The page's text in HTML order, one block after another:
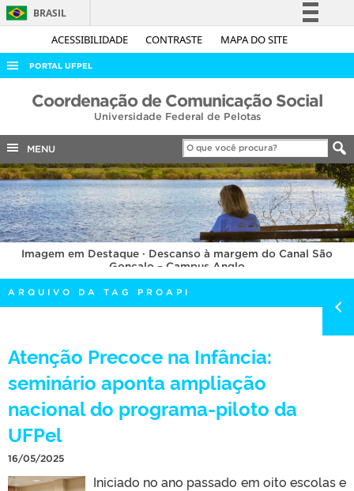
ACESSIBILIDADE CONTRASTE MAPA DO SITE
BRASIL
Simplifique!
Acesso à informação
Legislação
Canais
PORTAL UFPEL
ACESSO À INFORMAÇÃO
COBALTO
CONCURSOS
EDITAIS
INTERNACIONAL
OUVIDORIA
PORTARIAS
TELEFONES
Coordenação de Comunicação Social
Universidade Federal de Pelotas
MENU
Imagem em Destaque · Descanso à margem do Canal São
Gonçalo – Campus Anglo
ARQUIVO DA TAG PROAPI
Atenção Precoce na Infância:
seminário aponta ampliação
nacional do programa-piloto da
UFPel
16/05/2025
Iniciado no ano passado em oito escolas e